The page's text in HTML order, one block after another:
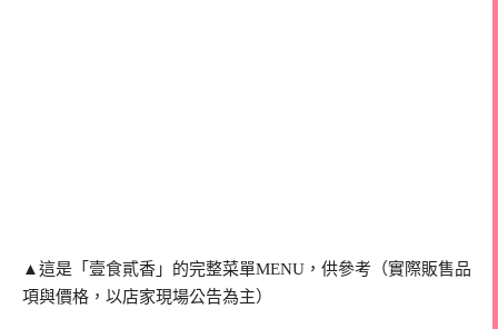
▲這是「壹食貳香」的完整菜單MENU，供參考（實際販售品
項與價格，以店家現場公告為主）